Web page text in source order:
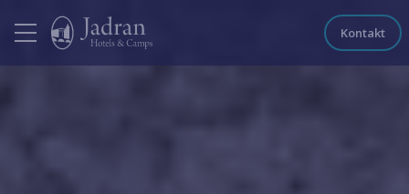
Kontakt